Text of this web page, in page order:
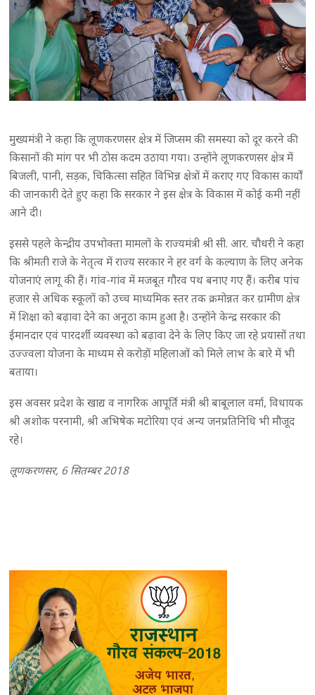
मुख्यमंत्री ने कहा कि लूणकरणसर क्षेत्र में जिप्सम की समस्या को दूर करने की
किसानों की मांग पर भी ठोस कदम उठाया गया। उन्होंने लूणकरणसर क्षेत्र में
बिजली, पानी, सड़क, चिकित्सा सहित विभिन्न क्षेत्रों में कराए गए विकास कार्यों
की जानकारी देते हुए कहा कि सरकार ने इस क्षेत्र के विकास में कोई कमी नहीं
आने दी।
इससे पहले केन्द्रीय उपभोक्ता मामलों के राज्यमंत्री श्री सी. आर. चौधरी ने कहा
कि श्रीमती राजे के नेतृत्व में राज्य सरकार ने हर वर्ग के कल्याण के लिए अनेक
योजनाएं लागू की हैं। गांव-गांव में मजबूत गौरव पथ बनाए गए हैं। करीब पांच
हजार से अधिक स्कूलों को उच्च माध्यमिक स्तर तक क्रमोन्नत कर ग्रामीण क्षेत्र
में शिक्षा को बढ़ावा देने का अनूठा काम हुआ है। उन्होंने केन्द्र सरकार की
ईमानदार एवं पारदर्शी व्यवस्था को बढ़ावा देने के लिए किए जा रहे प्रयासों तथा
उज्ज्वला योजना के माध्यम से करोड़ों महिलाओं को मिले लाभ के बारे में भी
बताया।
इस अवसर प्रदेश के खाद्य व नागरिक आपूर्ति मंत्री श्री बाबूलाल वर्मा, विधायक
श्री अशोक परनामी, श्री अभिषेक मटोरिया एवं अन्य जनप्रतिनिधि भी मौजूद
रहे।
लूणकरणसर, 6 सितम्बर 2018